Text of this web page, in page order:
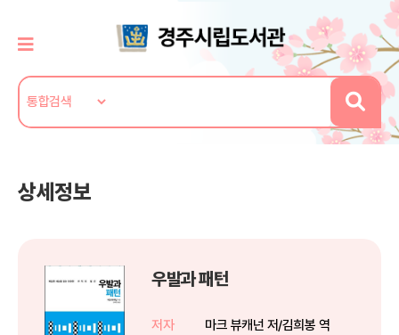
상세정보
우발과 패턴
저자
마크 뷰캐넌 저/김희봉 역